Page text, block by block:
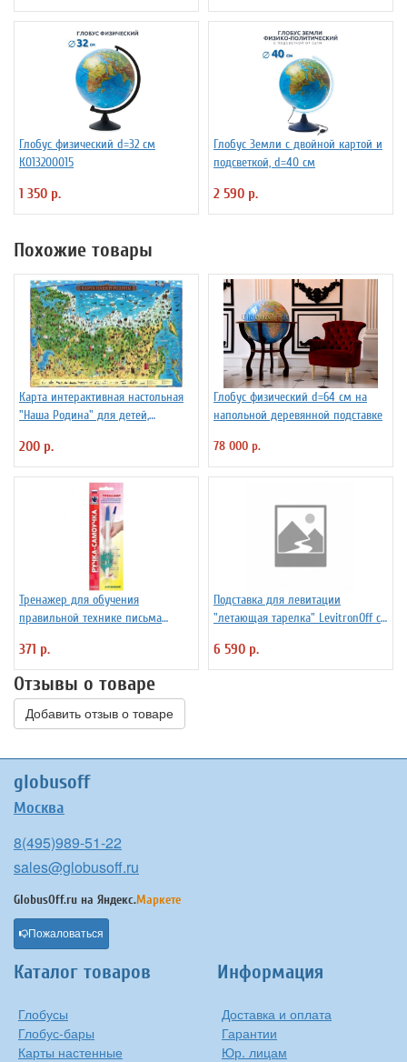
Глобус физический d=32 см
К013200015
1 350 р.
Глобус Земли с двойной картой и
подсветкой, d=40 см
2 590 р.
Похожие товары
Карта интерактивная настольная
"Наша Родина" для детей,
200 р.
Глобус физический d=64 см на
напольной деревянной подставке
78 000 р.
Тренажер для обучения
правильной технике письма
правшей
371 р.
Подставка для левитации
"летающая тарелка" LevitronOff с
6 590 р.
Отзывы о товаре
Добавить отзыв о товаре
globusoff
Москва
8(495)989-51-22
sales@globusoff.ru
GlobusOff.ru на Яндекс.Маркете
Пожаловаться
Каталог товаров
Глобусы
Глобус-бары
Карты настенные
Информация
Доставка и оплата
Гарантии
Юр. лицам